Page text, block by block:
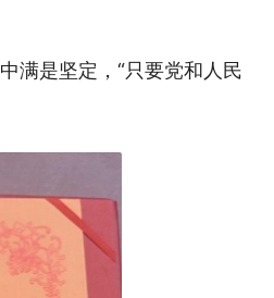
满是坚定，“只要党和人民